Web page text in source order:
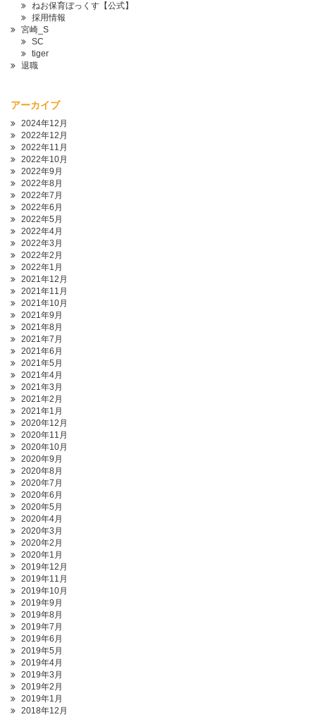
ねお保育ぼっくす【公式】
採用情報
宮崎_S
SC
tiger
退職
アーカイブ
2024年12月
2022年12月
2022年11月
2022年10月
2022年9月
2022年8月
2022年7月
2022年6月
2022年5月
2022年4月
2022年3月
2022年2月
2022年1月
2021年12月
2021年11月
2021年10月
2021年9月
2021年8月
2021年7月
2021年6月
2021年5月
2021年4月
2021年3月
2021年2月
2021年1月
2020年12月
2020年11月
2020年10月
2020年9月
2020年8月
2020年7月
2020年6月
2020年5月
2020年4月
2020年3月
2020年2月
2020年1月
2019年12月
2019年11月
2019年10月
2019年9月
2019年8月
2019年7月
2019年6月
2019年5月
2019年4月
2019年3月
2019年2月
2019年1月
2018年12月